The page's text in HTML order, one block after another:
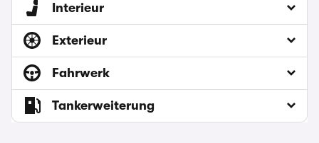
Interieur
Exterieur
Fahrwerk
Tankerweiterung